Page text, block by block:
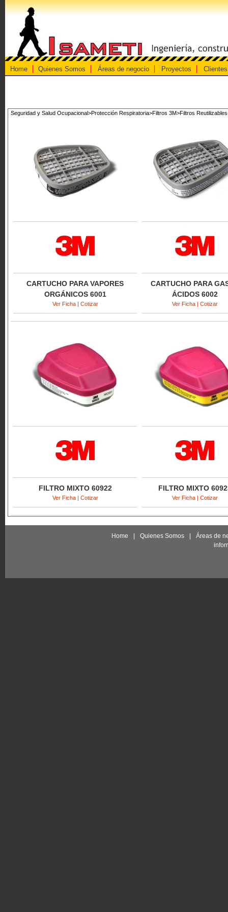
Home Quienes Somos Áreas de negocio Proyectos Clientes
Seguridad y Salud Ocupacional>Protección Respiratoria>Filtros 3M>Filtros Reutilizables
CARTUCHO PARA VAPORES
ORGÁNICOS 6001
Ver Ficha | Cotizar
CARTUCHO PARA
ÁCIDOS 6002
Ver Ficha | Cotizar
FILTRO MIXTO 60922
Ver Ficha | Cotizar
FILTRO MIXTO
Ver Ficha | Cotizar
Home | Quienes Somos |
Áreas de